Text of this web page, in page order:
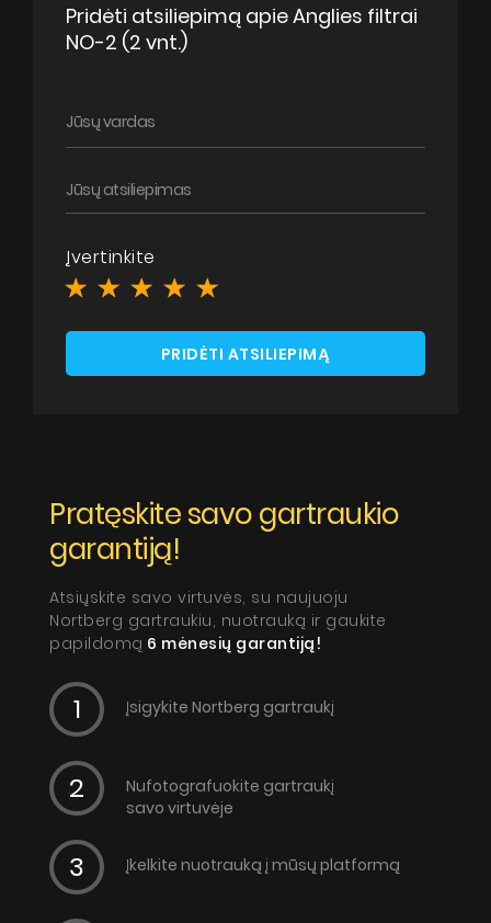
Pridėti atsiliepimą apie Anglies filtrai
NO-2 (2 vnt.)
Įvertinkite
PRIDĖTI ATSILIEPIMĄ
Pratęskite savo gartraukio
garantiją!
Atsiųskite savo virtuvės, su naujuoju
Nortberg gartraukiu, nuotrauką ir gaukite
papildomą 6 mėnesių garantiją!
Įsigykite Nortberg gartraukį
Nufotografuokite gartraukį
savo virtuvėje
Įkelkite nuotrauką į mūsų platformą